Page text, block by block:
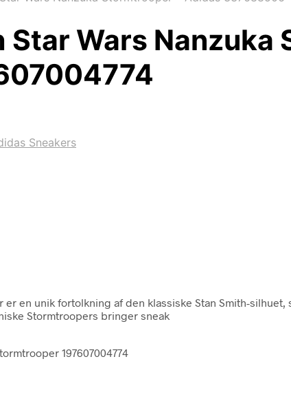
Star Wars Nanzuka
Sneakers
er en unik fortolkning af den klassiske Stan Smith-
Stormtroopers bringer sneak
197607004774